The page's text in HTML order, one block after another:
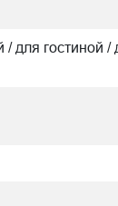
для гостиной /